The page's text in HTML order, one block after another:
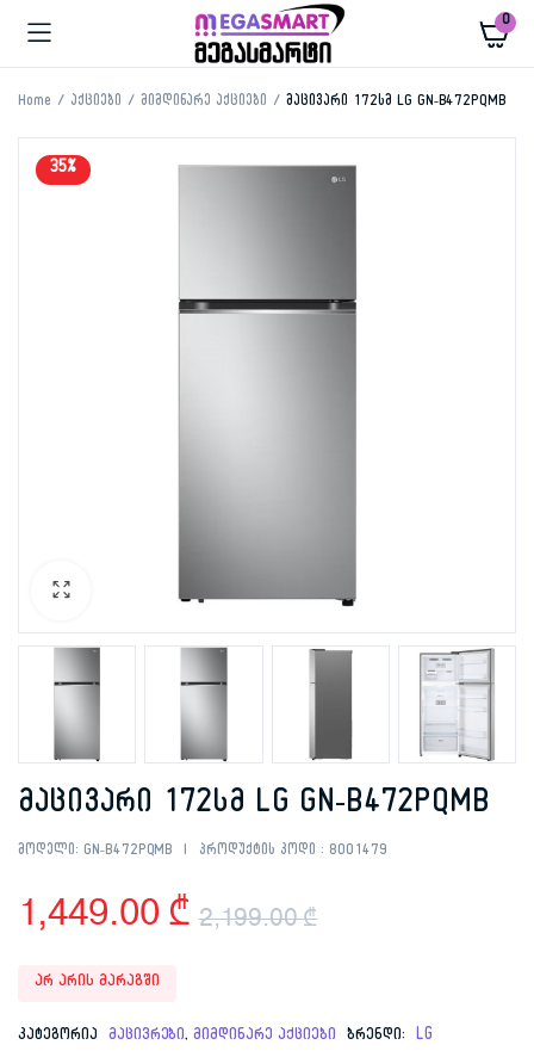
0
Home აქციები მიმდინარე აქციები მაცივარი 172სმ LG GN-B472PQMB
35%
მაცივარი 172სმ LG GN-B472PQMB
მოდელი: GN-B472PQMB პროდუქტის კოდი : 8001479
2,199.00₾
price
1,449.00 ₾
price
არ არის მარაგში
კატეგორია მაცივრები,მიმდინარე აქციები ბრენდი: LG